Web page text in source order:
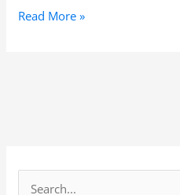
Read More »